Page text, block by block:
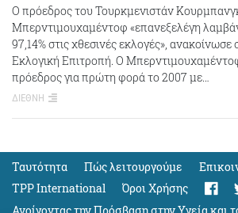
Ο πρόεδρος του Τουρκμενιστάν
Μπερντιμουχαμέντοφ «επανεξελέγη
97,14% στις χθεσινές εκλογές»,
Εκλογική Επιτροπή. Ο Μπερντιμουχαμέντοφ
πρόεδρος για πρώτη φορά το 2007 με…
ΔΙΕΘΝΗ
Ταυτότητα Πώς λειτουργούμε
TPP International
Όροι Χρήσης